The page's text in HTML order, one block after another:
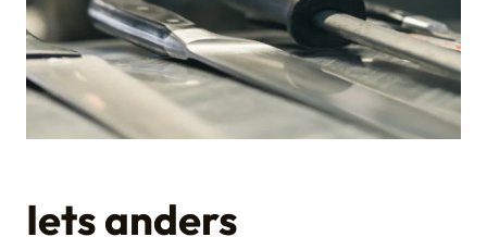
Iets anders